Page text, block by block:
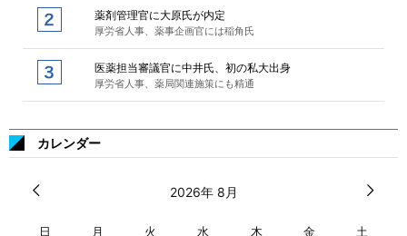
薬剤管理官に大原氏が内定
厚労省人事、薬事企画官には稲角氏
医薬担当審議官に中井氏、初の私大出身
厚労省人事、薬局関連施策にも精通
カレンダー
2026年 8月
日 月 火 水 木 金 土